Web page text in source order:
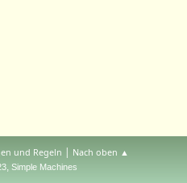
und Regeln | Nach oben ▲
, Simple Machines